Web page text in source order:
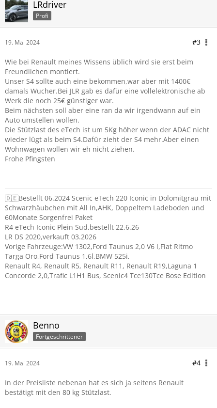
LRdriver
Profi
19. Mai 2024 #3
Wie bei Renault meines Wissens üblich wird sie erst beim
Freundlichen montiert.
Unser S4 sollte auch eine bekommen,war aber mit 1400€
damals Wucher.Bei JLR gab es dafür eine vollelektronische ab
Werk die noch 25€ günstiger war.
Beim nächsten soll aber eine ran da wir irgendwann auf ein
Auto umstellen wollen.
Die Stützlast des eTech ist um 5Kg höher wenn der ADAC nicht
wieder lügt als beim S4.Dafür zieht der S4 mehr.Aber einen
Wohnwagen wollen wir eh nicht ziehen.
Frohe Pfingsten
🇩🇪Bestellt 06.2024 Scenic eTech 220 Iconic in Dolomitgrau mit
Schwarzhäubchen mit All In,AHK, Doppeltem Ladeboden und
60Monate Sorgenfrei Paket
R4 eTech Iconic Plein Sud,bestellt 22.6.26
LR DS 2020,verkauft 03.2026
Vorige Fahrzeuge:VW 1302,Ford Taunus 2,0 V6 l,Fiat Ritmo
Targa Oro,Ford Taunus 1,6l,BMW 525i,
Renault R4, Renault R5, Renault R11, Renault R19,Laguna 1
Concorde 2,0,Trafic L1H1 Bus, Scenic4 Tce130Tce Bose Edition
Benno
Fortgeschrittener
19. Mai 2024 #4
In der Preisliste nebenan hat es sich ja seitens Renault
bestätigt mit den 80 kg Stützlast.